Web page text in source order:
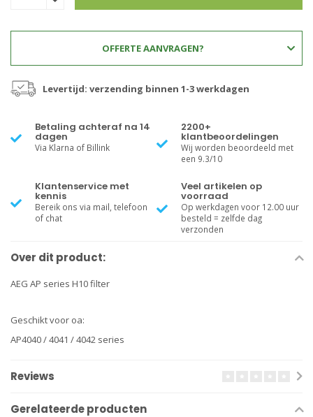
OFFERTE AANVRAGEN?
Levertijd: verzending binnen 1-3 werkdagen
Betaling achteraf na 14
dagen
Via Klarna of Billink
2200+
klantbeoordelingen
Wij worden beoordeeld met
een 9.3/10
Klantenservice met
kennis
Bereik ons via mail, telefoon
of chat
Veel artikelen op
voorraad
Op werkdagen voor 12.00 uur
besteld = zelfde dag
verzonden
Over dit product:
AEG AP series H10 filter
Geschikt voor oa:
AP4040 / 4041 / 4042 series
Reviews
Gerelateerde producten